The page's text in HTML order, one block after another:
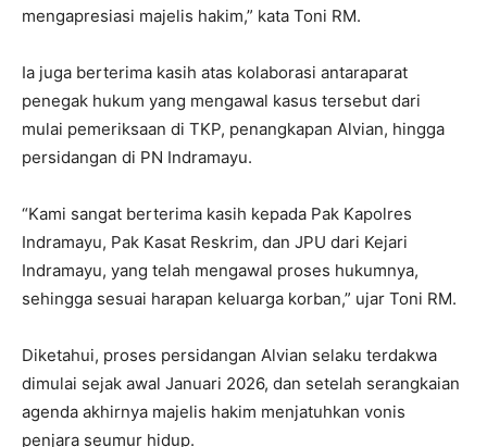
mengapresiasi majelis hakim,” kata Toni RM.
Ia juga berterima kasih atas kolaborasi antaraparat
penegak hukum yang mengawal kasus tersebut dari
mulai pemeriksaan di TKP, penangkapan Alvian, hingga
persidangan di PN Indramayu.
“Kami sangat berterima kasih kepada Pak Kapolres
Indramayu, Pak Kasat Reskrim, dan JPU dari Kejari
Indramayu, yang telah mengawal proses hukumnya,
sehingga sesuai harapan keluarga korban,” ujar Toni RM.
Diketahui, proses persidangan Alvian selaku terdakwa
dimulai sejak awal Januari 2026, dan setelah serangkaian
agenda akhirnya majelis hakim menjatuhkan vonis
penjara seumur hidup.